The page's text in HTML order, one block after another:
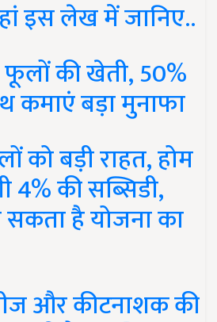
इस लेख में जानिए..
की खेती, 50%
कमाएं बड़ा मुनाफा
को बड़ी राहत, होम
4% की सब्सिडी,
है योजना का
और कीटनाशक की